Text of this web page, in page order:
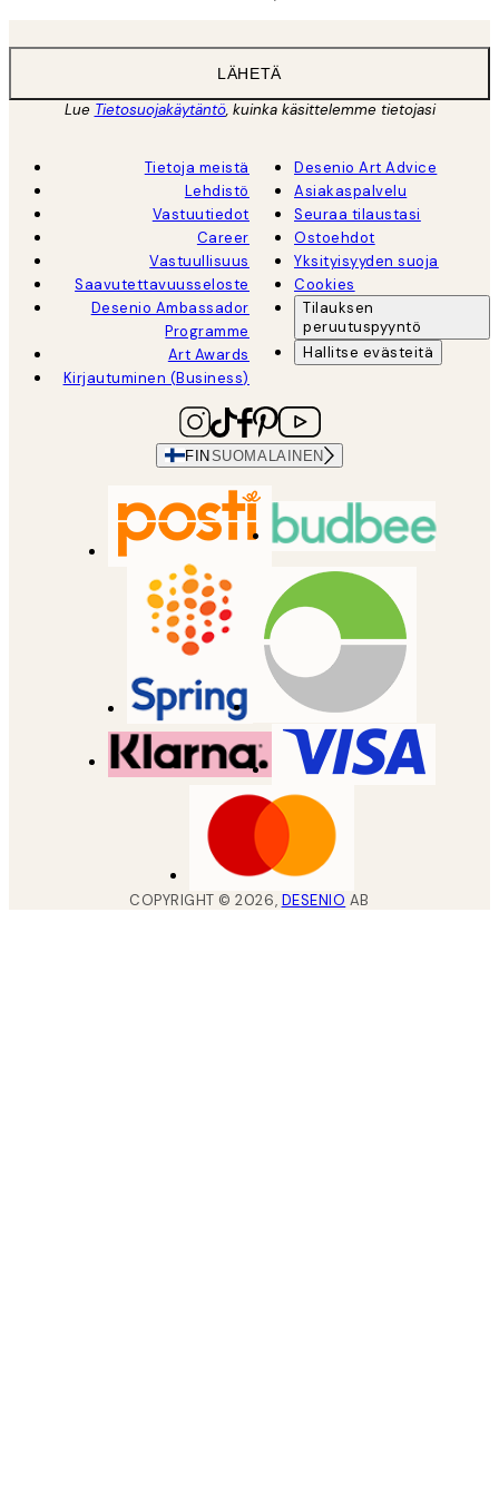
LÄHETÄ
Lue Tietosuojakäytäntö, kuinka käsittelemme tietojasi
Tietoja meistä
Lehdistö
Vastuutiedot
Career
Vastuullisuus
Saavutettavuusseloste
Desenio Ambassador
Programme
Art Awards
Kirjautuminen (Business)
Desenio Art Advice
Asiakaspalvelu
Seuraa tilaustasi
Ostoehdot
Yksityisyyden suoja
Cookies
Tilauksen
peruutuspyyntö
Hallitse evästeitä
FINSUOMALAINEN
COPYRIGHT ©2026, DESENIO AB